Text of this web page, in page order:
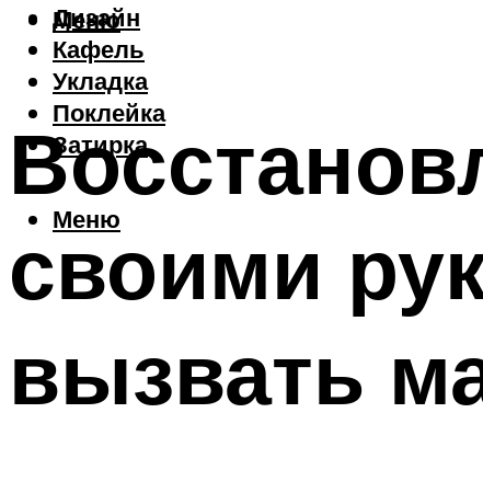
Дизайн
Кафель
Укладка
Поклейка
Затирка
Меню
Меню
своими
вызвать